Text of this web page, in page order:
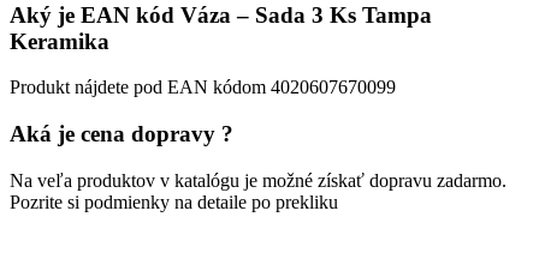
Aký je EAN kód Váza – Sada 3 Ks Tampa
Keramika
Produkt nájdete pod EAN kódom 4020607670099
Aká je cena dopravy ?
Na veľa produktov v katalógu je možné získať dopravu zadarmo.
Pozrite si podmienky na detaile po prekliku